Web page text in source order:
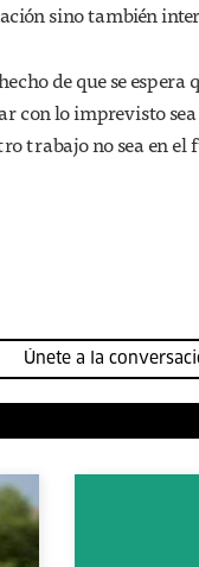
sino también
de que se
con lo imprevisto
trabajo no sea en
Únete a la